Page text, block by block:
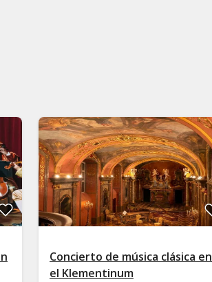
Concierto de música clásica en
el Klementinum